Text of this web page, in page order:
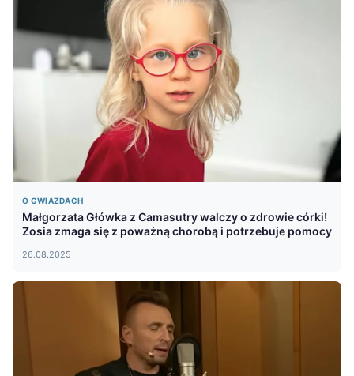
O GWIAZDACH
Małgorzata Główka z Camasutry walczy o zdrowie córki!
Zosia zmaga się z poważną chorobą i potrzebuje pomocy
26.08.2025